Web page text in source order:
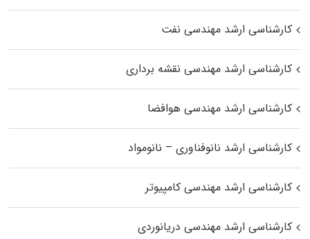
کارشناسی ارشد مهندسی نفت
کارشناسی ارشد مهندسی نقشه برداری
کارشناسی ارشد مهندسی هوافضا
کارشناسی ارشد نانوفناوری – نانومواد
کارشناسی ارشد مهندسی کامپیوتر
کارشناسی ارشد مهندسی دریانوردی